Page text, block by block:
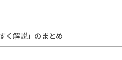
く解説」のまとめ